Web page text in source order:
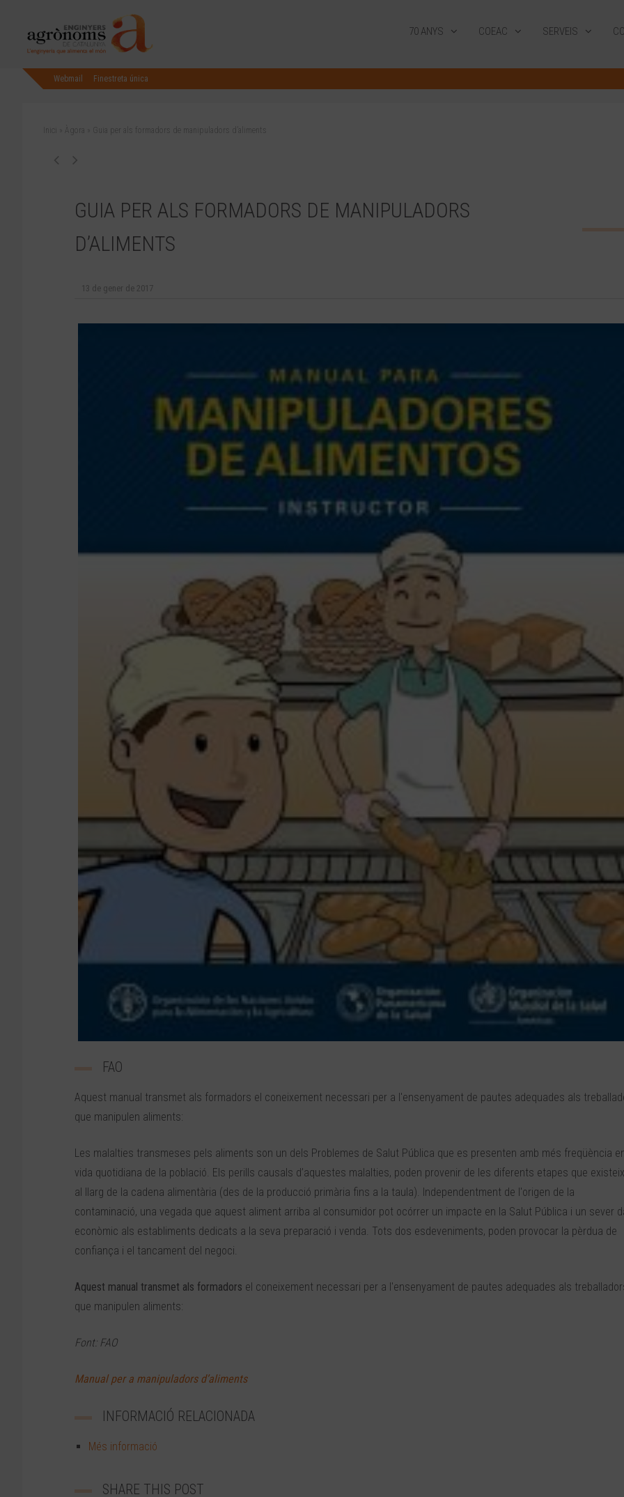
70 ANYS COEAC SERVEIS
Webmail Finestreta única
Inici Àgora Guia per als formadors de manipuladors d’aliments
GUIA PER ALS FORMADORS DE MANIPULADORS
D’ALIMENTS
13 de gener de 2017
FAO
Aquest manual transmet als formadors el coneixement necessari per a l'ensenyament de pautes adequades als
que manipulen aliments:
Les malalties transmeses pels aliments son un dels Problemes de Salut Pública que es presenten amb més freqüència
vida quotidiana de la població. Els perills causals d’aquestes malalties, poden provenir de les diferents etapes que
al llarg de la cadena alimentària (des de la producció primària fins a la taula). Independentment de l'origen de la
contaminació, una vegada que aquest aliment arriba al consumidor pot ocórrer un impacte en la Salut Pública i un sever
econòmic als establiments dedicats a la seva preparació i venda. Tots dos esdeveniments, poden provocar la pèrdua de
confiança i el tancament del negoci.
Aquest manual transmet als formadors el coneixement necessari per a l'ensenyament de pautes adequades als
que manipulen aliments:
Font: FAO
Manual per a manipuladors d’aliments
INFORMACIÓ RELACIONADA
Més informació
SHARE THIS POST